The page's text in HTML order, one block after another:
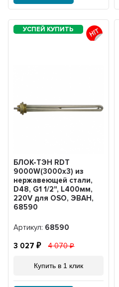
БЛОК-ТЭН RDT
9000W(3000x3) из
нержавеющей стали,
D48, G1 1/2", L400мм,
220V для OSO, ЭВАН,
68590
Артикул: 68590
3 027 4 070
Купить в 1 клик